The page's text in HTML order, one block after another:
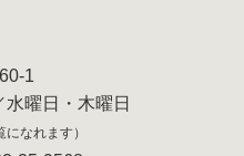
1
曜日・木曜日
なれます）